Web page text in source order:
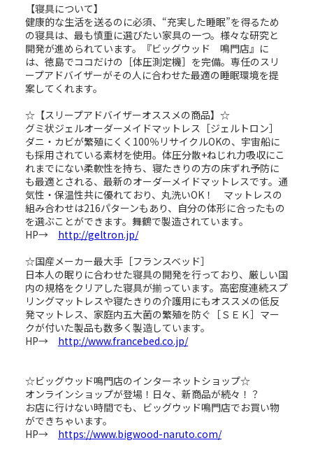
【寝具について】
健康的な生活を送るのに必須、“充実した睡眠”を得るため
の寝具は、最も慎重に選びたい家具の一つ。様々な研究と
開発が進められています。『ビッグウッド 鳴門店』に
は、徳島でココだけの［体圧測定機］を完備。専任のスリ
ープアドバイザーがその人に合わせた最適の睡眠環境を提
案してくれます。
☆【スリープアドバイザーオススメの商品】☆
グミ状ジェルオーダーメイドマットレス［ジェルトロン］
ダニ・カビが繁殖にくく100％リサイクルOKの、宇宙船に
も採用されている素材を使用。体圧分散+ねじれ力吸収にこ
れまでにない柔軟性を持ち、寝たきりの方の床ずれ予防に
も最適とされる、最新のオーダーメイドマットレスです。通
気性・保温性共に優れており、丸洗いOK！ マットレスの
組み合わせは216パターンもあり、自分の体形に合ったもの
を選ぶことができます。舞鶴で製造されています。
HP→ http://geltron.jp/
☆国産メーカー最大手［フランスベッド］
日本人の眠りに合わせた寝具の開発を行っており、厳しい国
内の規格をクリアした寝具が揃っています。高密度連続スプ
リングマットレスや寝たきりの介護用にもオススメの低反
発マットレス、家庭内五大菌の繁殖を防ぐ［ＳＥＫ］マー
クが付いた製品も数多く製造しています。
HP→ http://www.francebed.co.jp/
☆ビッグウッド鳴門店のインターネットショップ☆
オンラインショップが登場！日々、新商品が続々！？
お店に行けない時間でも、ビッグウッド鳴門店でお買い物
ができちゃいます。
HP→ https://www.bigwood-naruto.com/